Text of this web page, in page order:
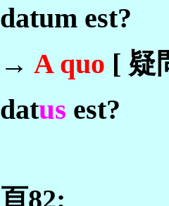
datum est?
→ A quo [ 疑
datus est?
頁82: